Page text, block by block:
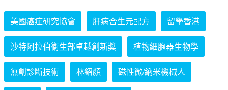
美國癌症研究協會 肝病合生元配方 留學香港
沙特阿拉伯衞生部卓越創新獎 植物細胞器生物學
無創診斷技術 林紹顏 磁性微/納米機械人